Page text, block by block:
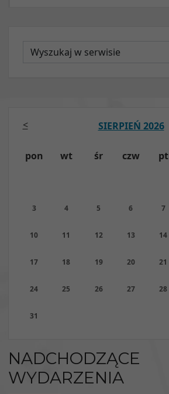
Wyszukaj
SIERPIEŃ 2026
pon wt śr czw pt
3 4 5 6 7
10 11 12 13 14
17 18 19 20 21
24 25 26 27 28
31
<
NADCHODZĄCE
WYDARZENIA